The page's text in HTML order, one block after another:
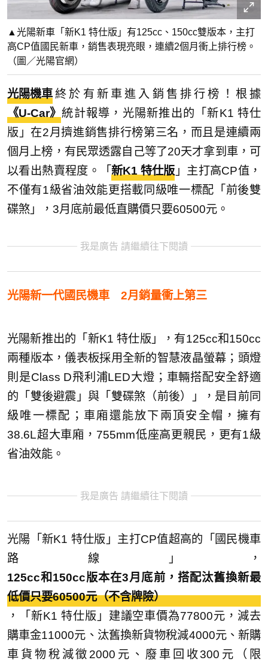
▲光陽新車「新K1 特仕版」有125cc、150cc雙版本，主打
高CP值國民新車，銷售表現亮眼，連續2個月衝上排行榜。
（圖／光陽官網）
光陽機車終於有新車進入銷售排行榜！根據
《U-Car》 統計報導，光陽新推出的「新K1 特仕
版」在2月擠進銷售排行榜第三名，而且是連續兩
個月上榜，有民眾透露自己等了20天才拿到車，可
以看出熱賣程度。「新K1 特仕版 」主打高CP值，
不僅有1級省油效能更搭載同級唯一標配「前後雙
碟煞」，3月底前最低直購價只要60500元。
我是廣告 請繼續往下閱讀
光陽新一代國民機車 2月銷量衝上第三
光陽新推出的「新K1 特仕版」，有125cc和150cc
兩種版本，儀表板採用全新的智慧液晶螢幕；頭燈
則是Class D飛利浦LED大燈；車輛搭配安全舒適
的「雙後避震」與「雙碟煞（前後）」，是目前同
級唯一標配；車廂還能放下兩頂安全帽，擁有
38.6L超大車廂，755mm低座高更親民，更有1級
省油效能。
我是廣告 請繼續往下閱讀
光陽「新K1 特仕版」主打CP值超高的「國民機車
路線」，
125cc和150cc版本在3月底前，搭配汰舊換新最
低價只要60500元（不含牌險）
，「新K1 特仕版」建議空車價為77800元，減去
購車金11000元、汰舊換新貨物稅減4000元、新購
車貨物稅減徵2000元、廢車回收300元（限